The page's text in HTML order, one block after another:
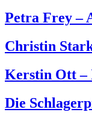
Petra Frey –
Christin
Kerstin Ott –
Die